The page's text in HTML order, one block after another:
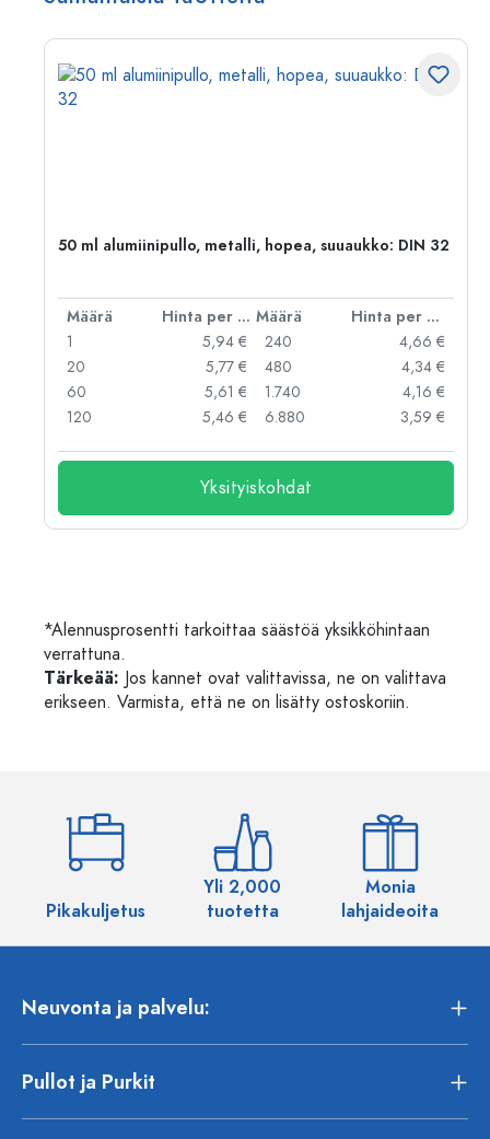
50 ml alumiinipullo, metalli, hopea, suuaukko: DIN 32
Määrä Hinta per kpl Määrä
Hinta per kpl
1
5,94 €
20
5,77 €
60
5,61 €
120
5,46 €
240
4,66 €
480
4,34 €
1.740
4,16 €
6.880
3,59 €
Yksityiskohdat
*Alennusprosentti tarkoittaa säästöä yksikköhintaan
verrattuna.
Tärkeää: Jos kannet ovat valittavissa, ne on valittava
erikseen. Varmista, että ne on lisätty ostoskoriin.
Pikakuljetus
Yli 2,000
tuotetta
Monia
lahjaideoita
Neuvonta ja palvelu:
Pullot ja Purkit